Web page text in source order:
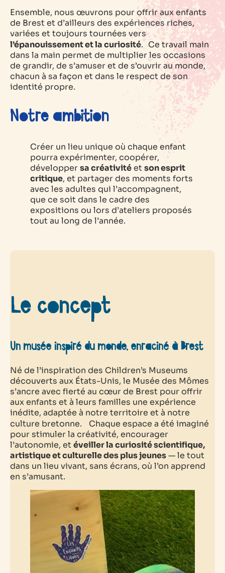
Ensemble, nous œuvrons pour offrir aux enfants
de Brest et d’ailleurs des expériences riches,
variées et toujours tournées vers
l’épanouissement et la curiosité. Ce travail main
dans la main permet de multiplier les occasions
de grandir, de s’amuser et de s’ouvrir au monde,
chacun à sa façon et dans le respect de son
identité propre.
Notre ambition
Créer un lieu unique où chaque enfant
pourra expérimenter, coopérer,
développersa créativitéet son esprit
critique, et partager des moments forts
avec les adultes qui l’accompagnent,
que ce soit dans le cadre des
expositions ou lors d’ateliers proposés
tout au long de l’année.
Le concept
Un musée inspiré du monde, enraciné à Brest
Né de l’inspiration des Children’s Museums
découverts aux États-Unis, le Musée des Mômes
s’ancre avec fierté au cœur de Brest pour offrir
aux enfants et à leurs familles une expérience
inédite, adaptée à notre territoire et à notre
culture bretonne. Chaque espace a été imaginé
pour stimuler la créativité, encourager
l’autonomie, et éveiller la curiosité scientifique,
artistique et culturelle des plus jeunes— le tout
dans un lieu vivant, sans écrans, où l’on apprend
en s’amusant.